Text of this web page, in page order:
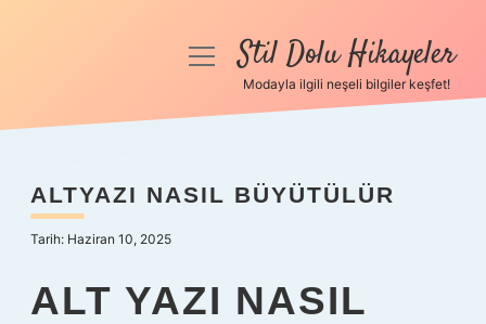
Anasayfa
Yasal Uyarı
menüyüStil Dolu Hikayeler
Modayla ilgili neşeli bilgiler keşfet!
ALTYAZI NASIL BÜYÜTÜLÜR
Tarih: Haziran 10, 2025
ALT YAZI NASIL